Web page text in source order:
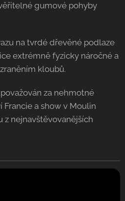
gumové pohyby
na tvrdé dřevěné podlaze
extrémně fyzicky náročné a
kloubů.
za nehmotné
a show v Moulin
z nejnavštěvovanějších